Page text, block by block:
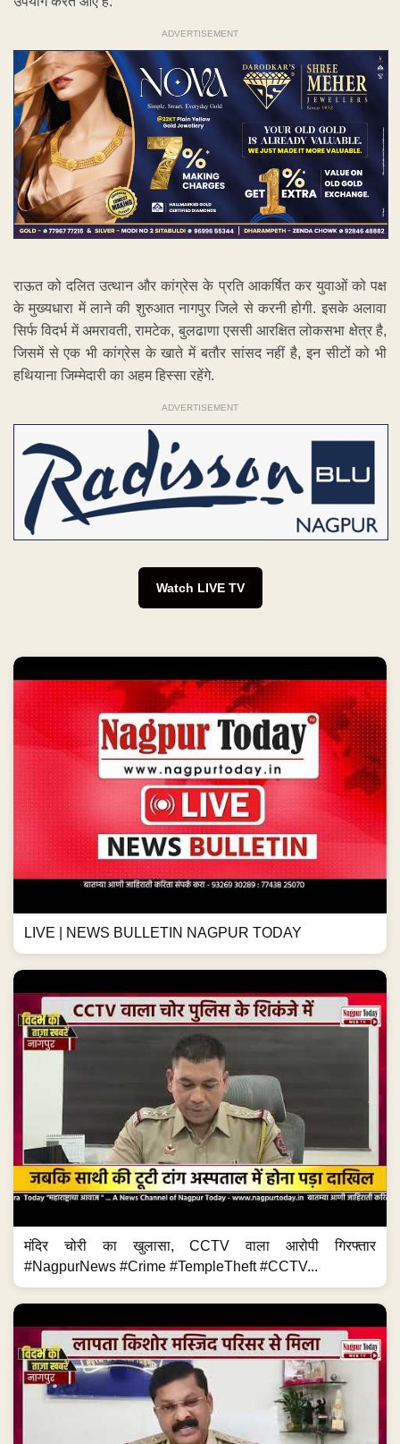
ADVERTISEMENT
राऊत को दलित उत्थान और कांग्रेस के प्रति आकर्षित कर युवाओं को पक्ष
के मुख्यधारा में लाने की शुरुआत नागपुर जिले से करनी होगी. इसके अलावा
सिर्फ विदर्भ में अमरावती, रामटेक, बुलढाणा एससी आरक्षित लोकसभा क्षेत्र है,
जिसमें से एक भी कांग्रेस के खाते में बतौर सांसद नहीं है, इन सीटों को भी
हथियाना जिम्मेदारी का अहम हिस्सा रहेंगे.
ADVERTISEMENT
Watch LIVE TV
LIVE | NEWS BULLETIN NAGPUR TODAY
मंदिर चोरी का खुलासा, CCTV वाला आरोपी गिरफ्तार
#NagpurNews #Crime #TempleTheft #CCTV...